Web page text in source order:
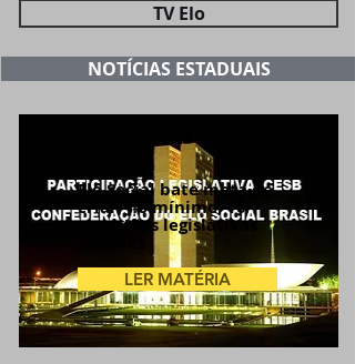
TV Elo
NOTÍCIAS ESTADUAIS
Elo Social bate meta de
criar, no mínimo, 10
sugestões legislativas
LER MATÉRIA